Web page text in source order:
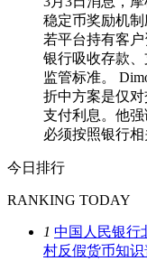
稳定币奖励机
若平台持有客
银行吸收存款
监管标准。
折中方案是仅
支付利息。他
必须按照银行相
今日排行
RANKING TODAY
1 中国人民银行
村反假货币知